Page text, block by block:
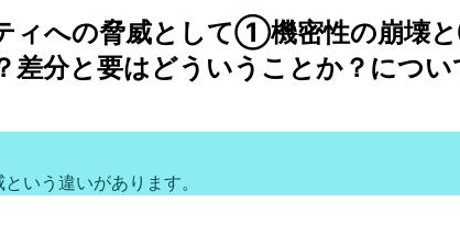
ィへの脅威として①機密性の崩壊
分と要はどういうことか？につい
う違いがあります。